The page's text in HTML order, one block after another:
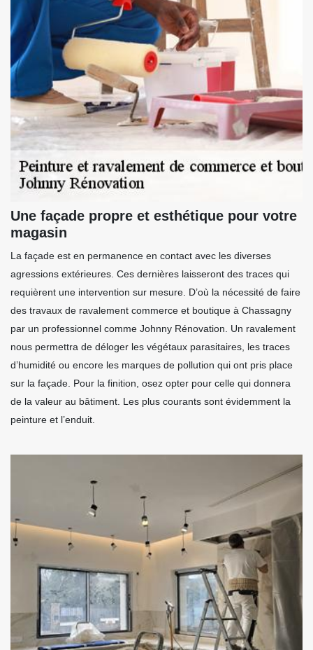
Une façade propre et esthétique pour votre
magasin
La façade est en permanence en contact avec les diverses
agressions extérieures. Ces dernières laisseront des traces qui
requièrent une intervention sur mesure. D’où la nécessité de faire
des travaux de ravalement commerce et boutique à Chassagny
par un professionnel comme Johnny Rénovation. Un ravalement
nous permettra de déloger les végétaux parasitaires, les traces
d’humidité ou encore les marques de pollution qui ont pris place
sur la façade. Pour la finition, osez opter pour celle qui donnera
de la valeur au bâtiment. Les plus courants sont évidemment la
peinture et l’enduit.